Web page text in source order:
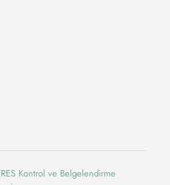
Kontrol ve Belgelendirme